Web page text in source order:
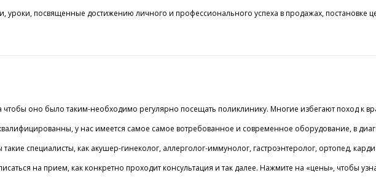
посвященные достижению личного и профессионального успеха в продажах, постановке
оно было таким-необходимо регулярно посещать поликлинику. Многие избегают поход
у нас имеется самое самое вотребованное и современное оборудование,
специалисты, как акушер-гинеколог, аллерголог-иммунолог, гастроэнтеролог, ортопед,
на прием, как конкретно проходит консультация и так далее. Нажмите на «цены»,